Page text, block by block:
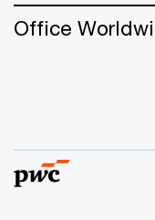
Office